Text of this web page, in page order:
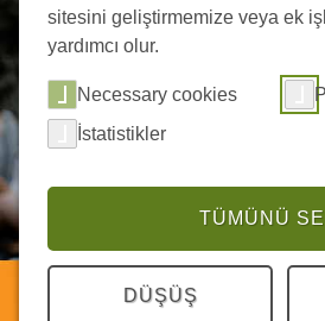
Gastronomi
sitesini geliştirmemize veya ek
yardımcı olur.
Necessary cookies
İstatistikler
TÜMÜNÜ
DÜŞÜŞ